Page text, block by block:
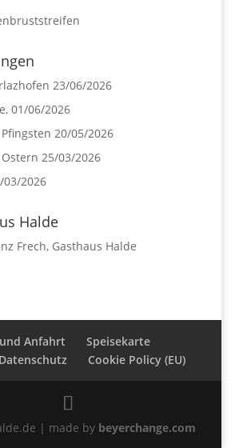
23/06/2026
01/06/2026
20/05/2026
25/03/2026
03/2026
Halde
Anfahrt
Speisekarte
Datenschutz Cookie Policy (EU)
| made by beyerchange.com